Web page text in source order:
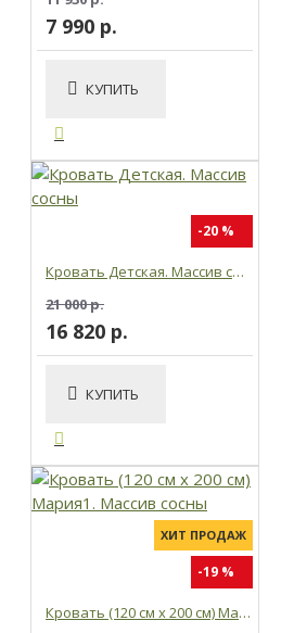
7 990 р.
КУПИТЬ
-20 %
Кровать Детская. Массив сосны
21 000 р.
16 820 р.
КУПИТЬ
ХИТ ПРОДАЖ
-19 %
Кровать (120 см x 200 см) Мария1. Массив сосны